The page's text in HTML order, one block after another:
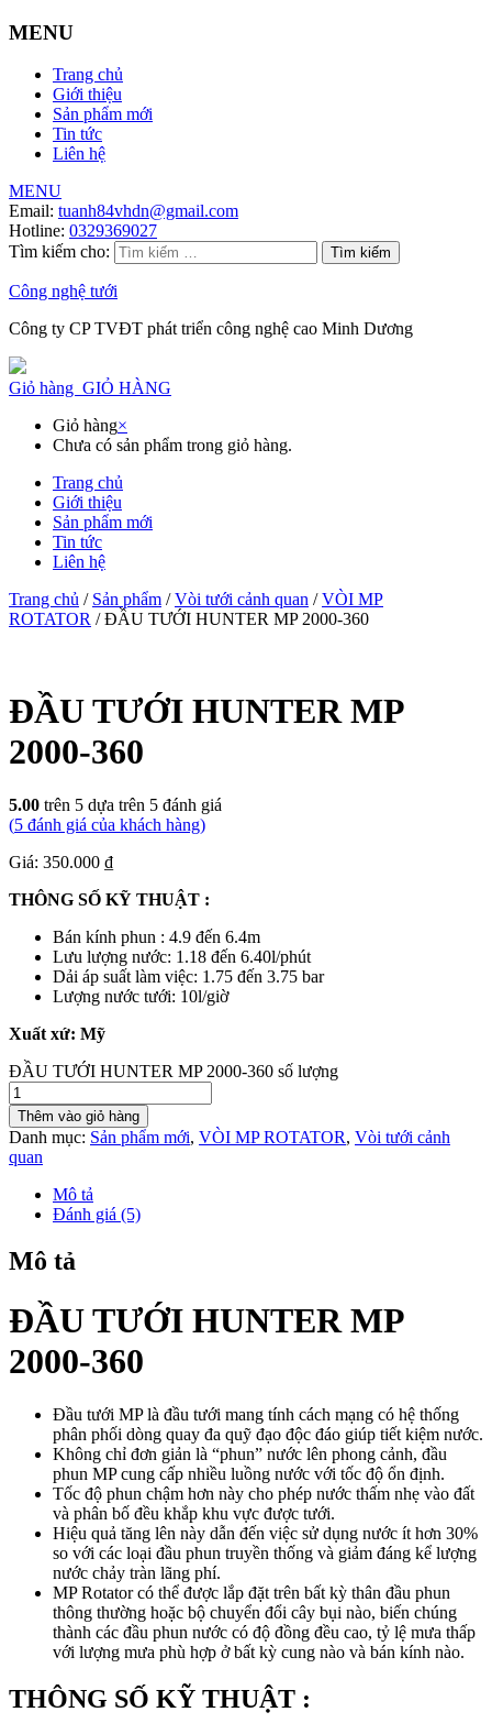
MENU
Trang chủ
Giới thiệu
Sản phẩm mới
Tin tức
Liên hệ
MENU
Email: tuanh84vhdn@gmail.com
Hotline: 0329369027
Tìm kiếm cho:
Công nghệ tưới
Công ty CP TVĐT phát triển công nghệ cao Minh Dương
Giỏ hàng GIỎ HÀNG
Giỏ hàng×
Chưa có sản phẩm trong giỏ hàng.
Trang chủ
Giới thiệu
Sản phẩm mới
Tin tức
Liên hệ
Trang chủ / Sản phẩm /Vòi tưới cảnh quan /VÒI MP
ROTATOR / ĐẦU TƯỚI HUNTER MP 2000-360
ĐẦU TƯỚI HUNTER MP
2000-360
5.00 trên 5 dựa trên 5 đánh giá
(5 đánh giá của khách hàng)
Giá: 350.000 ₫
THÔNG SỐ KỸ THUẬT :
Bán kính phun : 4.9 đến 6.4m
Lưu lượng nước: 1.18 đến 6.40l/phút
Dải áp suất làm việc: 1.75 đến 3.75 bar
Lượng nước tưới: 10l/giờ
Xuất xứ: Mỹ
ĐẦU TƯỚI HUNTER MP 2000-360 số lượng
Thêm vào giỏ hàng
Danh mục: Sản phẩm mới, VÒI MP ROTATOR, Vòi tưới cảnh
quan
Mô tả
Đánh giá (5)
Mô tả
ĐẦU TƯỚI HUNTER MP
2000-360
Đầu tưới MP là đầu tưới mang tính cách mạng có hệ thống
phân phối dòng quay đa quỹ đạo độc đáo giúp tiết kiệm nước.
Không chỉ đơn giản là “phun” nước lên phong cảnh, đầu
phun MP cung cấp nhiều luồng nước với tốc độ ổn định.
Tốc độ phun chậm hơn này cho phép nước thấm nhẹ vào đất
và phân bố đều khắp khu vực được tưới.
Hiệu quả tăng lên này dẫn đến việc sử dụng nước ít hơn 30%
so với các loại đầu phun truyền thống và giảm đáng kể lượng
nước chảy tràn lãng phí.
MP Rotator có thể được lắp đặt trên bất kỳ thân đầu phun
thông thường hoặc bộ chuyển đổi cây bụi nào, biến chúng
thành các đầu phun nước có độ đồng đều cao, tỷ lệ mưa thấp
với lượng mưa phù hợp ở bất kỳ cung nào và bán kính nào.
THÔNG SỐ KỸ THUẬT :